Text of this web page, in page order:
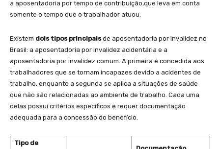
a aposentadoria‌ por‍ tempo de contribuição,que leva em ​conta
somente o tempo que o trabalhador atuou.
Existem dois tipos principais⁣de aposentadoria por invalidez no
Brasil: a aposentadoria por invalidez acidentária‍ e a
aposentadoria por invalidez comum. A ​primeira é concedida aos
trabalhadores ‍que se ​tornam incapazes devido a acidentes de
trabalho, enquanto a segunda se aplica a situações de saúde
que não são relacionadas⁣ ao ambiente de trabalho. Cada uma
delas possui ⁤critérios específicos e requer ‌documentação
adequada para a concessão do benefício.
Tipo de